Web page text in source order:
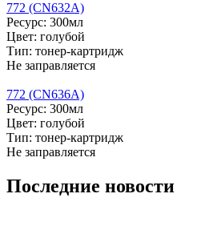
772 (CN632A)
Ресурс: 300мл
Цвет: голубой
Тип: тонер-картридж
Не заправляется
772 (CN636A)
Ресурс: 300мл
Цвет: голубой
Тип: тонер-картридж
Не заправляется
Последние новости